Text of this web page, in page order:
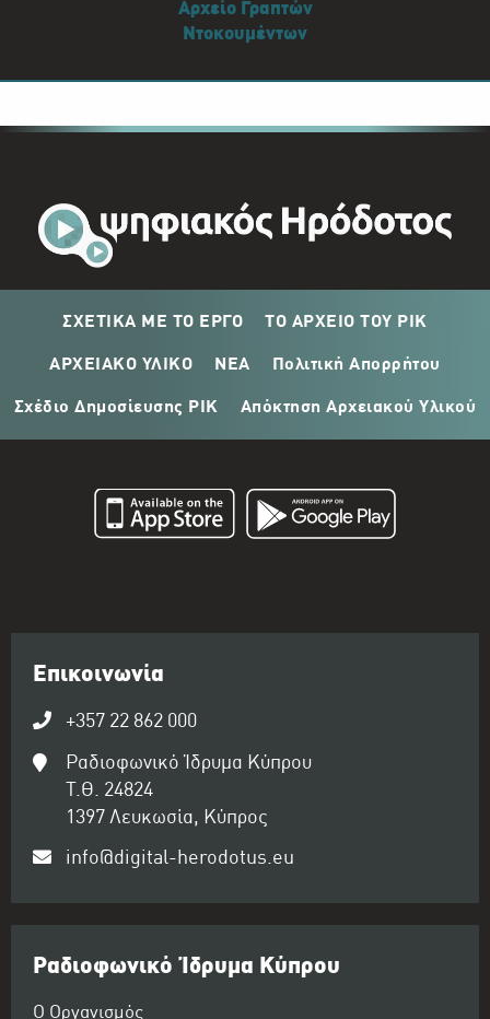
Αρχείο Γραπτών
Ντοκουμέντων
ΣΧΕΤΙΚΑ ΜΕ ΤΟ ΕΡΓΟ ΤΟ ΑΡΧΕΙΟ ΤΟΥ ΡΙΚ
ΑΡΧΕΙΑΚΟ ΥΛΙΚΟ ΝΕΑ Πολιτική Απορρήτου
Σχέδιο Δημοσίευσης ΡΙΚ Απόκτηση Αρχειακού Υλικού
Επικοινωνία
+357 22 862 000
Ραδιοφωνικό Ίδρυμα Κύπρου
Τ.Θ. 24824
1397 Λευκωσία, Κύπρος
info@digital-herodotus.eu
Ραδιοφωνικό Ίδρυμα Κύπρου
Ο Οργανισμός